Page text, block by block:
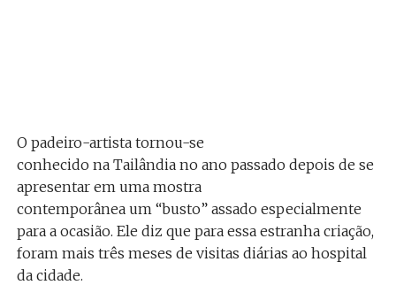
O padeiro-artista tornou-se
conhecido na Tailândia no ano passado depois de se
apresentar em uma mostra
contemporânea um “busto” assado especialmente
para a ocasião. Ele diz que para essa estranha criação,
foram mais três meses de visitas diárias ao hospital
da cidade.